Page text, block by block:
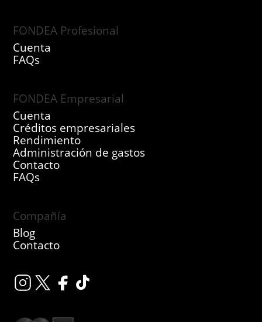
FONDEA Profesional
Cuenta
FAQs
FONDEA Empresarial
Cuenta
Créditos empresariales
Rendimiento
Administración de gastos
Contacto
FAQs
Compañía
Blog
Contacto